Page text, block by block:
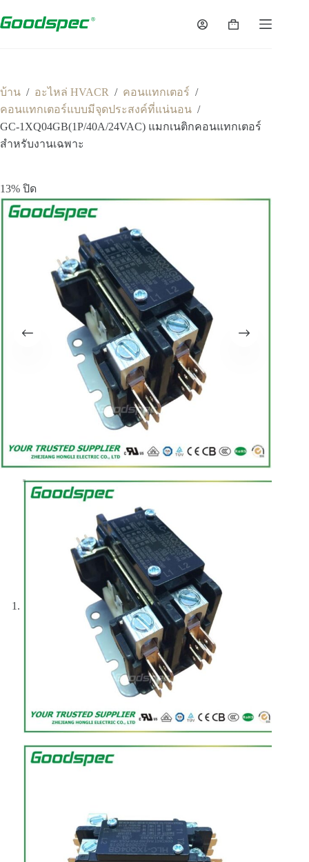
บ้าน / อะไหล่ HVACR / คอนแทกเตอร์ /
คอนแทกเตอร์แบบมีจุดประสงค์ที่แน่นอน /
GC-1XQ04GB(1P/40A/24VAC) แมกเนติกคอนแทกเตอร์
สำหรับงานเฉพาะ
13% ปิด